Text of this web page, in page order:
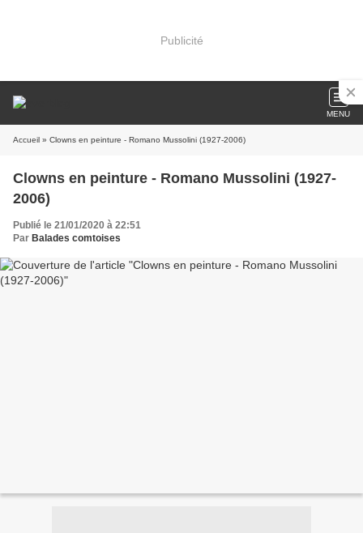
Publicité
MENU
Accueil » Clowns en peinture - Romano Mussolini (1927-2006)
Clowns en peinture - Romano Mussolini (1927-
2006)
Publié le 21/01/2020 à 22:51
Par Balades comtoises